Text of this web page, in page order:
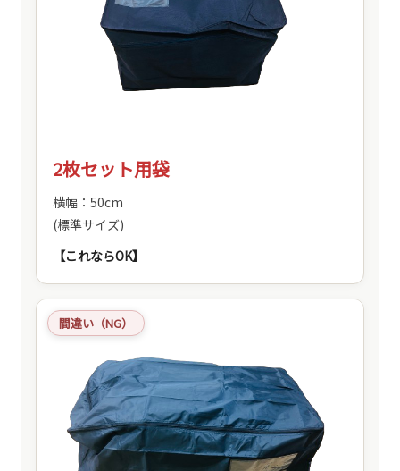
2枚セット用袋
横幅：50cm
(標準サイズ)
【これならOK】
間違い（NG）